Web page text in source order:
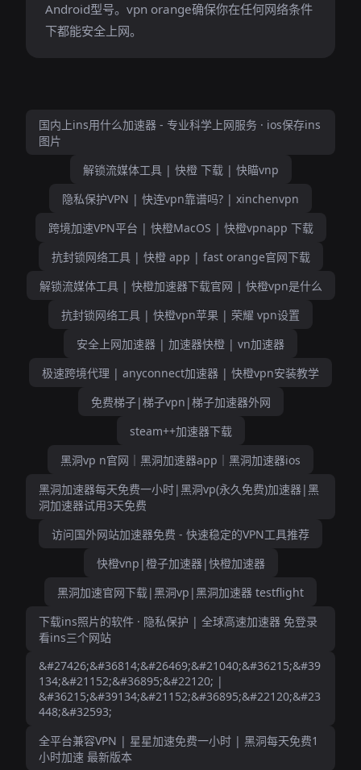
Android型号。vpn orange确保你在任何网络条件
下都能安全上网。
国内上ins用什么加速器 - 专业科学上网服务 · ios保存ins
图片
解锁流媒体工具 | 快橙 下载 | 快瞄vnp
隐私保护VPN | 快连vpn靠谱吗? | xinchenvpn
跨境加速VPN平台 | 快橙MacOS | 快橙vpnapp 下载
抗封锁网络工具 | 快橙 app | fast orange官网下载
解锁流媒体工具 | 快橙加速器下载官网 | 快橙vpn是什么
抗封锁网络工具 | 快橙vpn苹果 | 荣耀 vpn设置
安全上网加速器 | 加速器快橙 | vn加速器
极速跨境代理 | anyconnect加速器 | 快橙vpn安装教学
免费梯子|梯子vpn|梯子加速器外网
steam++加速器下载
黑洞vp n官网｜黑洞加速器app｜黑洞加速器ios
黑洞加速器每天免费一小时|黑洞vp(永久免费)加速器|黑
洞加速器试用3天免费
访问国外网站加速器免费 - 快速稳定的VPN工具推荐
快橙vnp|橙子加速器|快橙加速器
黑洞加速官网下载|黑洞vp|黑洞加速器 testflight
下载ins照片的软件 · 隐私保护 | 全球高速加速器 免登录
看ins三个网站
&#27426;&#36814;&#26469;&#21040;&#36215;&#39
134;&#21152;&#36895;&#22120; |
&#36215;&#39134;&#21152;&#36895;&#22120;&#23
448;&#32593;
全平台兼容VPN | 星星加速免费一小时 | 黑洞每天免费1
小时加速 最新版本